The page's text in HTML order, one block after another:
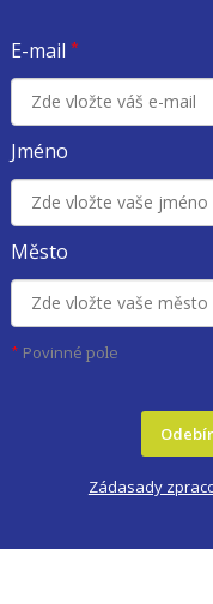
E-mail *
Jméno
Město
* Povinné pole
Zádasady